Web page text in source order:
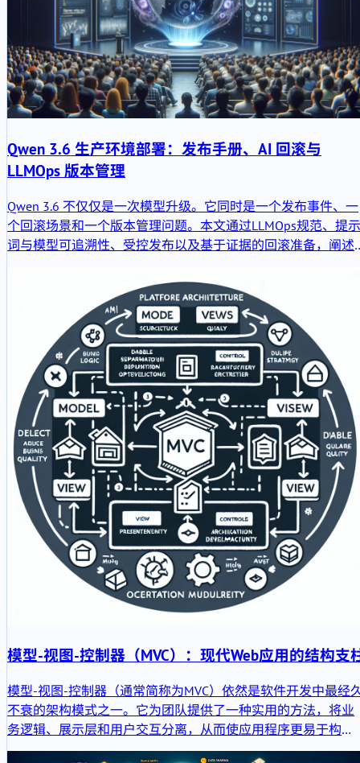
Qwen 3.6 生产环境部署：发布手册、AI 回滚与
LLMOps 版本管理
Qwen 3.6 不仅仅是一次模型升级。它同时是一个发布事件、一
个回滚场景和一个版本管理问题。本文通过LLMOps规范、提示
词与模型可追溯性、受控发布以及基于证据的回滚准备，阐述
模型-视图-控制器（MVC）：现代Web应用的结构支
模型-视图-控制器（通常简称为MVC）依然是软件开发中最经
不衰的架构模式之一。它为团队提供了一种实用的方法，将业
务逻辑、展示层和用户交互分离，从而使应用程序更易于构
建、扩展、测试和维护。本文阐述了MVC是什么、为何至今仍